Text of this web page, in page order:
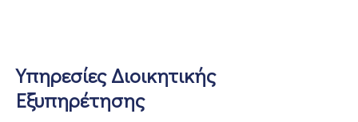
Υπηρεσίες Διοικητικής
Εξυπηρέτησης